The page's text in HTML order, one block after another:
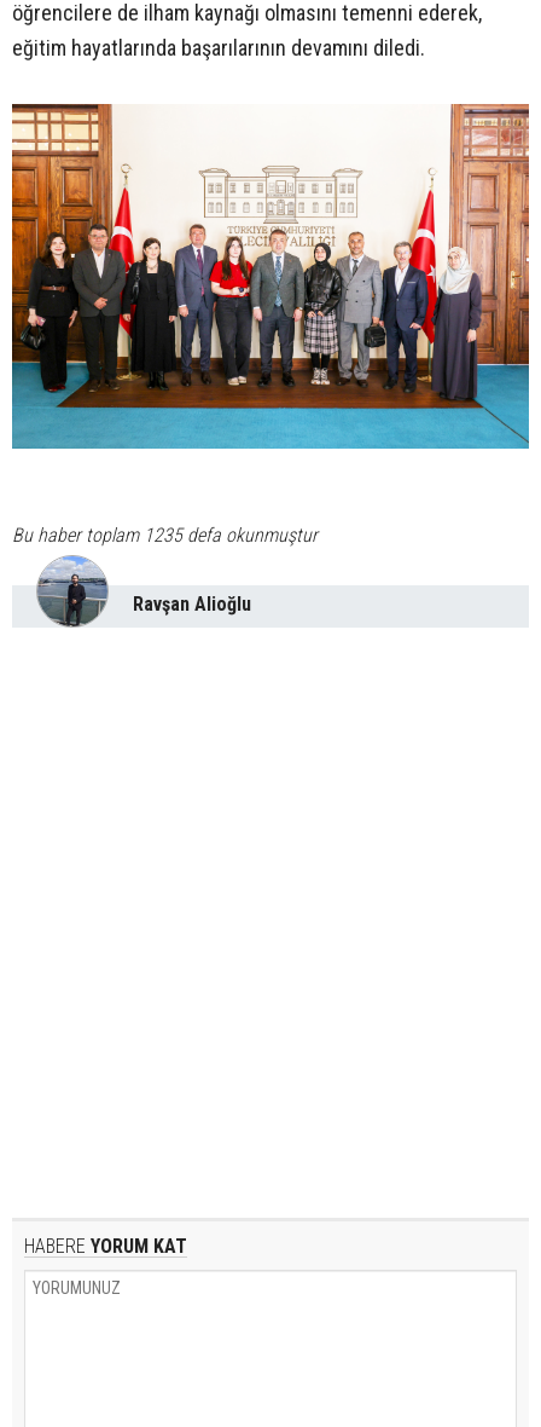
öğrencilere de ilham kaynağı olmasını temenni ederek,
eğitim hayatlarında başarılarının devamını diledi.
Bu haber toplam 1235 defa okunmuştur
Ravşan Alioğlu
HABERE YORUM KAT